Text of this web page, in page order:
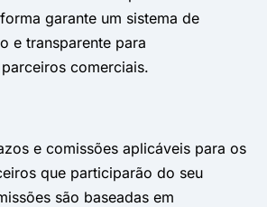
garante um sistema de
e transparente para
comerciais.
e comissões aplicáveis para os
que participarão do seu
são baseadas em